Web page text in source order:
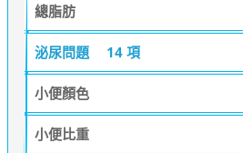
總脂肪
泌尿問題 14 項
小便顏色
小便比重